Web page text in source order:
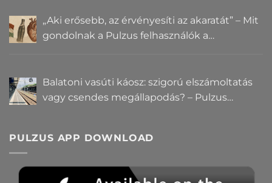
„Aki erősebb, az érvényesíti az akaratát” – Mit
gondolnak a Pulzus felhasználók a
Balatoni vasúti káosz: szigorú elszámoltatás
vagy csendes megállapodás? – Pulzus
PULZUS APP DOWNLOAD